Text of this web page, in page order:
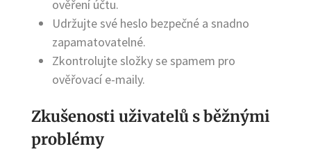
ověření účtu.
Udržujte své heslo bezpečné a snadno
zapamatovatelné.
Zkontrolujte složky se spamem pro
ověřovací e-maily.
Zkušenosti uživatelů s běžnými
problémy